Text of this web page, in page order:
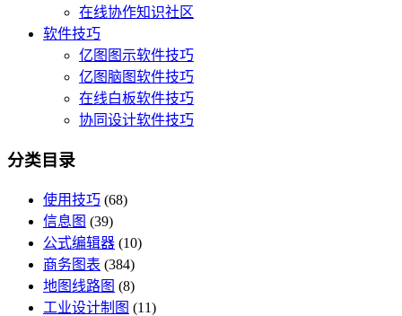
在线协作知识社区
软件技巧
亿图图示软件技巧
亿图脑图软件技巧
在线白板软件技巧
协同设计软件技巧
分类目录
使用技巧 (68)
信息图 (39)
公式编辑器 (10)
商务图表 (384)
地图线路图 (8)
工业设计制图 (11)